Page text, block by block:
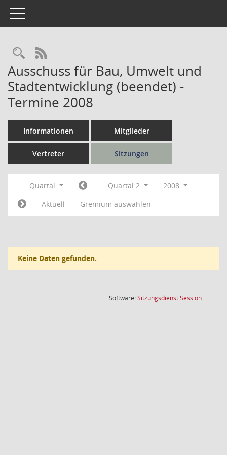
Toggle navigation
Rechercheauswahl
RSS-Feed
Ausschuss für Bau, Umwelt und
Stadtentwicklung (beendet) -
Termine 2008
Informationen Mitglieder
Vertreter Sitzungen
Quartal Quartal 2
2008
Aktuell
Gremium auswählen
Keine Daten gefunden.
Software:SitzungsdienstSession(Wird in